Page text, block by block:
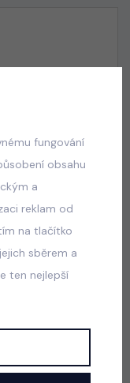
fungování
obsahu
a
reklam od
na tlačítko
sběrem a
ten nejlepší